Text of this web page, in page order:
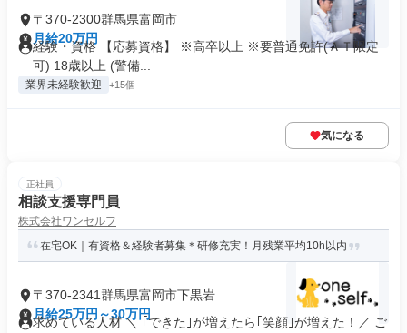
〒370-2300群馬県富岡市
月給20万円
経験・資格 【応募資格】 ※高卒以上 ※要普通免許(ＡＴ限定
可) 18歳以上 (警備...
業界未経験歓迎 +15個
気になる
正社員
相談支援専門員
株式会社ワンセルフ
在宅OK｜有資格＆経験者募集＊研修充実！月残業平均10h以内
〒370-2341群馬県富岡市下黒岩
月給25万円～30万円
求めている人材 ＼ ｢できた｣が増えたら｢笑顔｣が増えた！／ ご